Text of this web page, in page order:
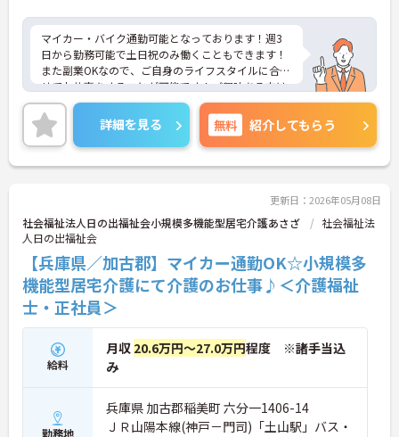
マイカー・バイク通勤可能となっております！週3
日から勤務可能で土日祝のみ働くこともできます！
また副業OKなので、ご自身のライフスタイルに合わ
せてお仕事をすることが可能です！ご興味ある方は
面接ポイントをお伝えしますので、お気軽にお問い
合わせください♪詳細を見る 無料 紹介してもらう
更新日：2026年05月08日
社会福祉法人日の出福祉会小規模多機能型居宅介護あさざ
社会福祉法
人日の出福祉会
【兵庫県／加古郡】マイカー通勤OK☆小規模多
機能型居宅介護にて介護のお仕事♪＜介護福祉
士・正社員＞
給料
月収 20.6万円～27.0万円程度 ※諸手当込
み
勤務地
兵庫県 加古郡稲美町 六分一1406-14
ＪＲ山陽本線(神戸－門司)「土山駅」バス・